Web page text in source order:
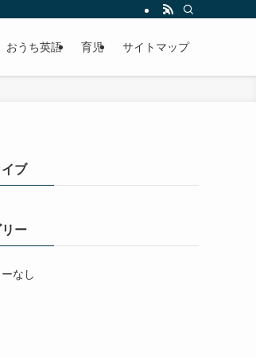
おうち英語 育児 サイトマップ
ブ
ー
なし